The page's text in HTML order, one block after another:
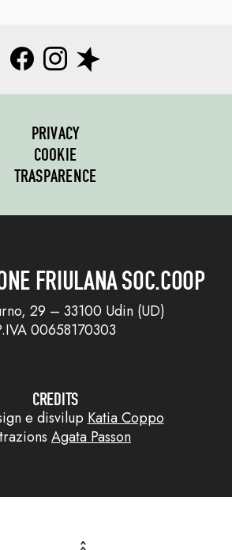
PRIVACY
COOKIE
TRASPARENCE
FRIULANA SOC.COOP
29 – 33100 Udin (UD)
00658170303
CREDITS
e disvilup Katia Coppo
Agata Passon